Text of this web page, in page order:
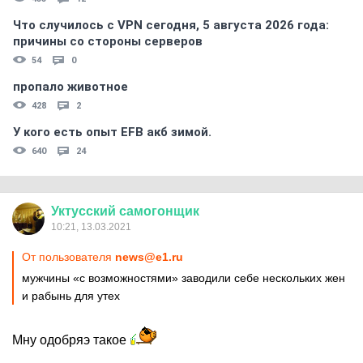
Что случилось с VPN сегодня, 5 августа 2026 года:
причины со стороны серверов
54 0
пропало животное
428 2
У кого есть опыт EFB акб зимой.
640 24
Уктусский самогонщик
10:21, 13.03.2021
От пользователя news@e1.ru
мужчины «с возможностями» заводили себе нескольких жен
и рабынь для утех
Мну одобряэ такое